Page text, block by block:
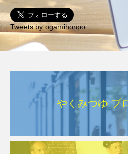
Tweets by ogamihonpo
やくみつゆ プ